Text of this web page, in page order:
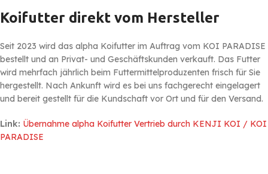
Koifutter direkt vom Hersteller
Seit 2023 wird das alpha Koifutter im Auftrag vom KOI PARADISE
bestellt und an Privat- und Geschäftskunden verkauft. Das Futter
wird mehrfach jährlich beim Futtermittelproduzenten frisch für Sie
hergestellt. Nach Ankunft wird es bei uns fachgerecht eingelagert
und bereit gestellt für die Kundschaft vor Ort und für den Versand.
Link: Übernahme alpha Koifutter Vertrieb durch KENJI KOI / KOI
PARADISE